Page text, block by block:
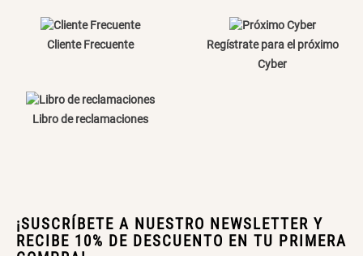
Cliente Frecuente
Regístrate para el próximo
Cyber
Libro de reclamaciones
¡SUSCRÍBETE A NUESTRO NEWSLETTER Y
RECIBE 10% DE DESCUENTO EN TU PRIMERA
Cama Nido Grande para Perros
Papelero de Plástico Color 8 Lt
15,7x22,2x33,3 cm
Canasto Bambú